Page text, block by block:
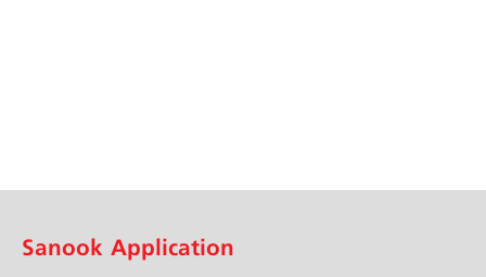
Sanook Application